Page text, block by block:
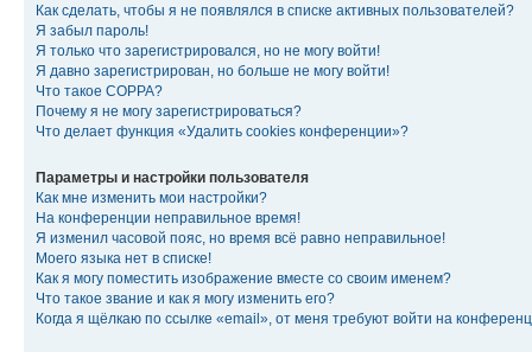
Как сделать, чтобы я не появлялся в списке активных пользователей?
Я забыл пароль!
Я только что зарегистрировался, но не могу войти!
Я давно зарегистрирован, но больше не могу войти!
Что такое COPPA?
Почему я не могу зарегистрироваться?
Что делает функция «Удалить cookies конференции»?
Параметры и настройки пользователя
Как мне изменить мои настройки?
На конференции неправильное время!
Я изменил часовой пояс, но время всё равно неправильное!
Моего языка нет в списке!
Как я могу поместить изображение вместе со своим именем?
Что такое звание и как я могу изменить его?
Когда я щёлкаю по ссылке «email», от меня требуют войти на